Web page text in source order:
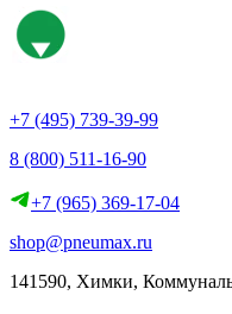
+7 (495) 739-39-99
8 (800) 511-16-90
+7 (965) 369-17-04
shop@pneumax.ru
141590, Химки,